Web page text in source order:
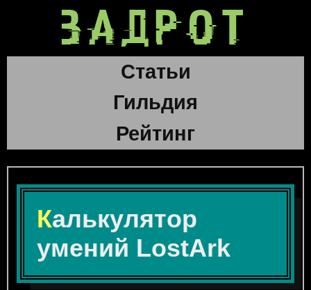
ЗАДРОТ
Статьи
Гильдия
Рейтинг
Калькулятор
умений LostArk